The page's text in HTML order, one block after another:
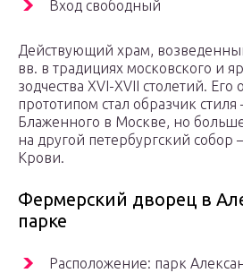
Вход свободный
Действующий храм,
вв. в традициях московского и
зодчества XVI-XVII столетий.
прототипом стал образчик
Блаженного в Москве, но
на другой петербургский собор
Крови.
Фермерский дворец в
парке
Расположение: парк